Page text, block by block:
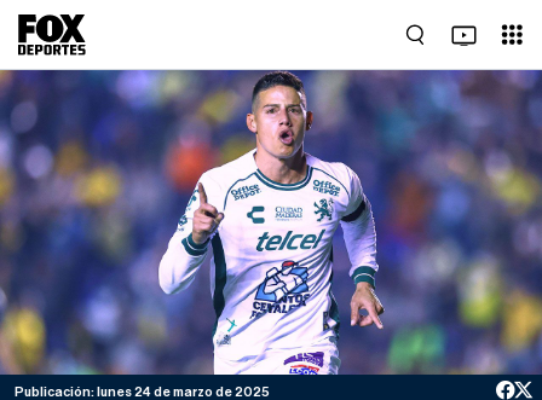
Publicación: lunes 24 de marzo de 2025